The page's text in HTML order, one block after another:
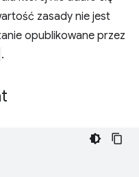
zasady nie jest
opublikowane przez
.